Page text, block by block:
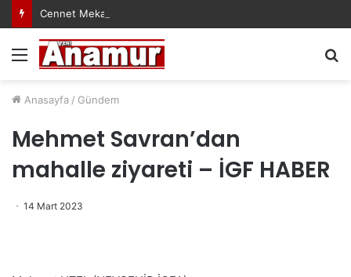
Cennet Mekanın Olsun Duygu Öksüz Canova
Menü
Anasayfa / Gündem
Mehmet Savran’dan
mahalle ziyareti – İGF HABER
14 Mart 2023